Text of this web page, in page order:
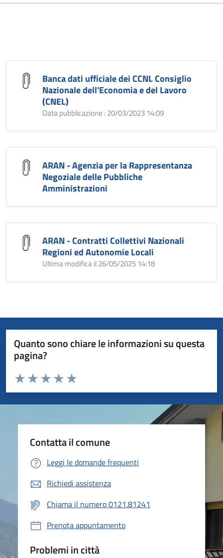
Banca dati ufficiale dei CCNL Consiglio
Nazionale dell'Economia e del Lavoro
(CNEL)
Data pubblicazione : 20/03/2023 14:09
ARAN - Agenzia per la Rappresentanza
Negoziale delle Pubbliche
Amministrazioni
ARAN - Contratti Collettivi Nazionali
Regioni ed Autonomie Locali
Ultima modifica il 26/05/2025 14:18
Quanto sono chiare le informazioni su questa
pagina?
Valuta da 1 a 5 stelle la pagina
Valuta 5 stelle su 5
Valuta 4 stelle su 5
Valuta 3 stelle su 5
Valuta 2 stelle su 5
Valuta 1 stelle su 5
Contatta il comune
Leggi le domande frequenti
Richiedi assistenza
Chiama il numero 0121.81241
Prenota appuntamento
Problemi in città